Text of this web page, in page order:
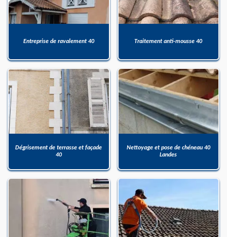
Entreprise de ravalement 40 Traitement anti-mousse 40
Dégrisement de terrasse et façade
40
Nettoyage et pose de chéneau 40
Landes